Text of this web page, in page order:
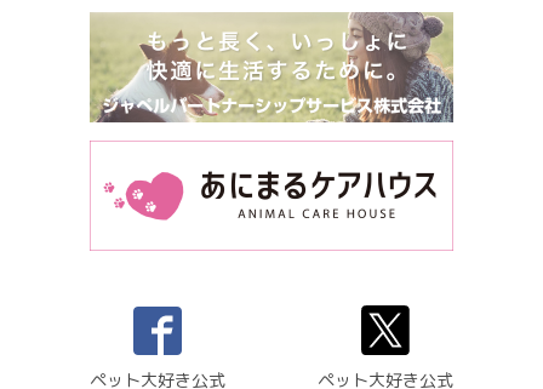
ペット大好き公式
ペット大好き公式